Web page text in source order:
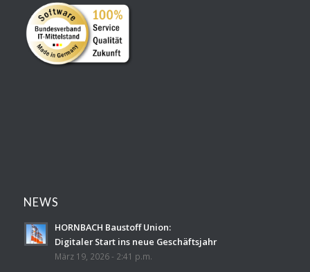
NEWS
HORNBACH Baustoff Union:
Digitaler Start ins neue Geschäftsjahr
März 19, 2026 - 2:41 p.m.